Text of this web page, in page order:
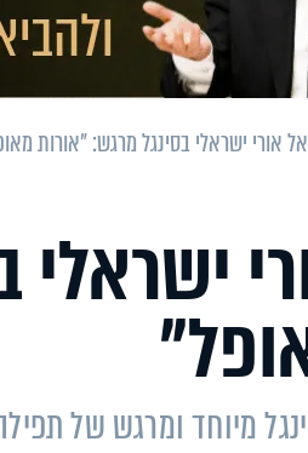
אורי ישראלי בסינגל מרגש: "אורות
ישראלי
מיוחד ומרגש של